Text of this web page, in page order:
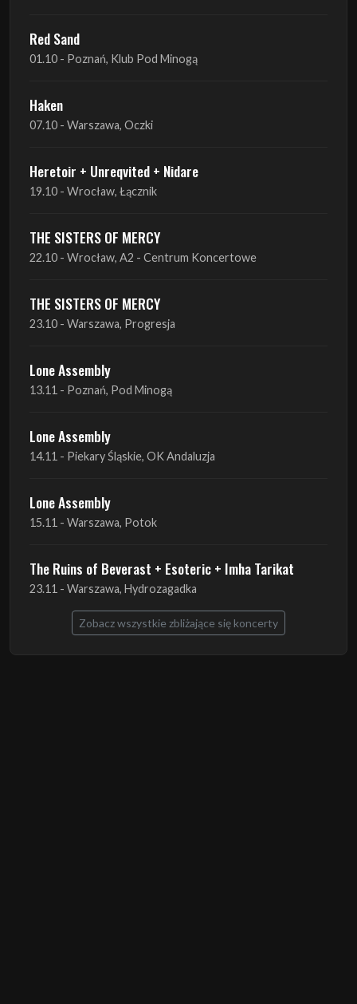
Red Sand
01.10 - Poznań, Klub Pod Minogą
Haken
07.10 - Warszawa, Oczki
Heretoir + Unreqvited + Nidare
19.10 - Wrocław, Łącznik
THE SISTERS OF MERCY
22.10 - Wrocław, A2 - Centrum Koncertowe
THE SISTERS OF MERCY
23.10 - Warszawa, Progresja
Lone Assembly
13.11 - Poznań, Pod Minogą
Lone Assembly
14.11 - Piekary Śląskie, OK Andaluzja
Lone Assembly
15.11 - Warszawa, Potok
The Ruins of Beverast + Esoteric + Imha Tarikat
23.11 - Warszawa, Hydrozagadka
Zobacz wszystkie zbliżające się koncerty